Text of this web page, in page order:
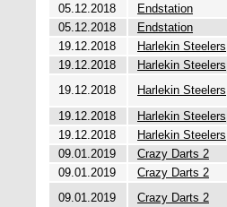
05.12.2018
Endstation
05.12.2018
Endstation
19.12.2018
Harlekin Steelers
19.12.2018
Harlekin Steelers
19.12.2018
Harlekin Steelers
19.12.2018
Harlekin Steelers
19.12.2018
Harlekin Steelers
09.01.2019
Crazy Darts 2
09.01.2019
Crazy Darts 2
09.01.2019
Crazy Darts 2